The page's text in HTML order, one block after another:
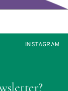
INSTAGRAM